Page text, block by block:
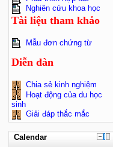
Nghiên cứu khoa học
Tài liệu tham khảo
Mẫu đơn chứng từ
Diễn đàn
Chia sẻ kinh nghiệm
Hoạt động của du học
sinh
Giải đáp thắc mắc
Calendar